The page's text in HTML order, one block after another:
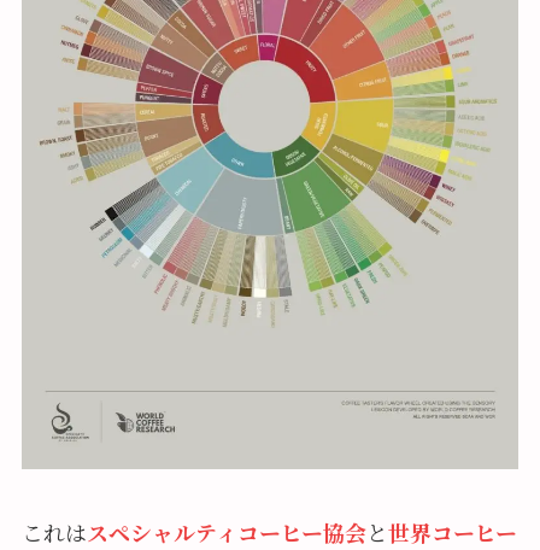
これはスペシャルティコーヒー協会と世界コーヒー